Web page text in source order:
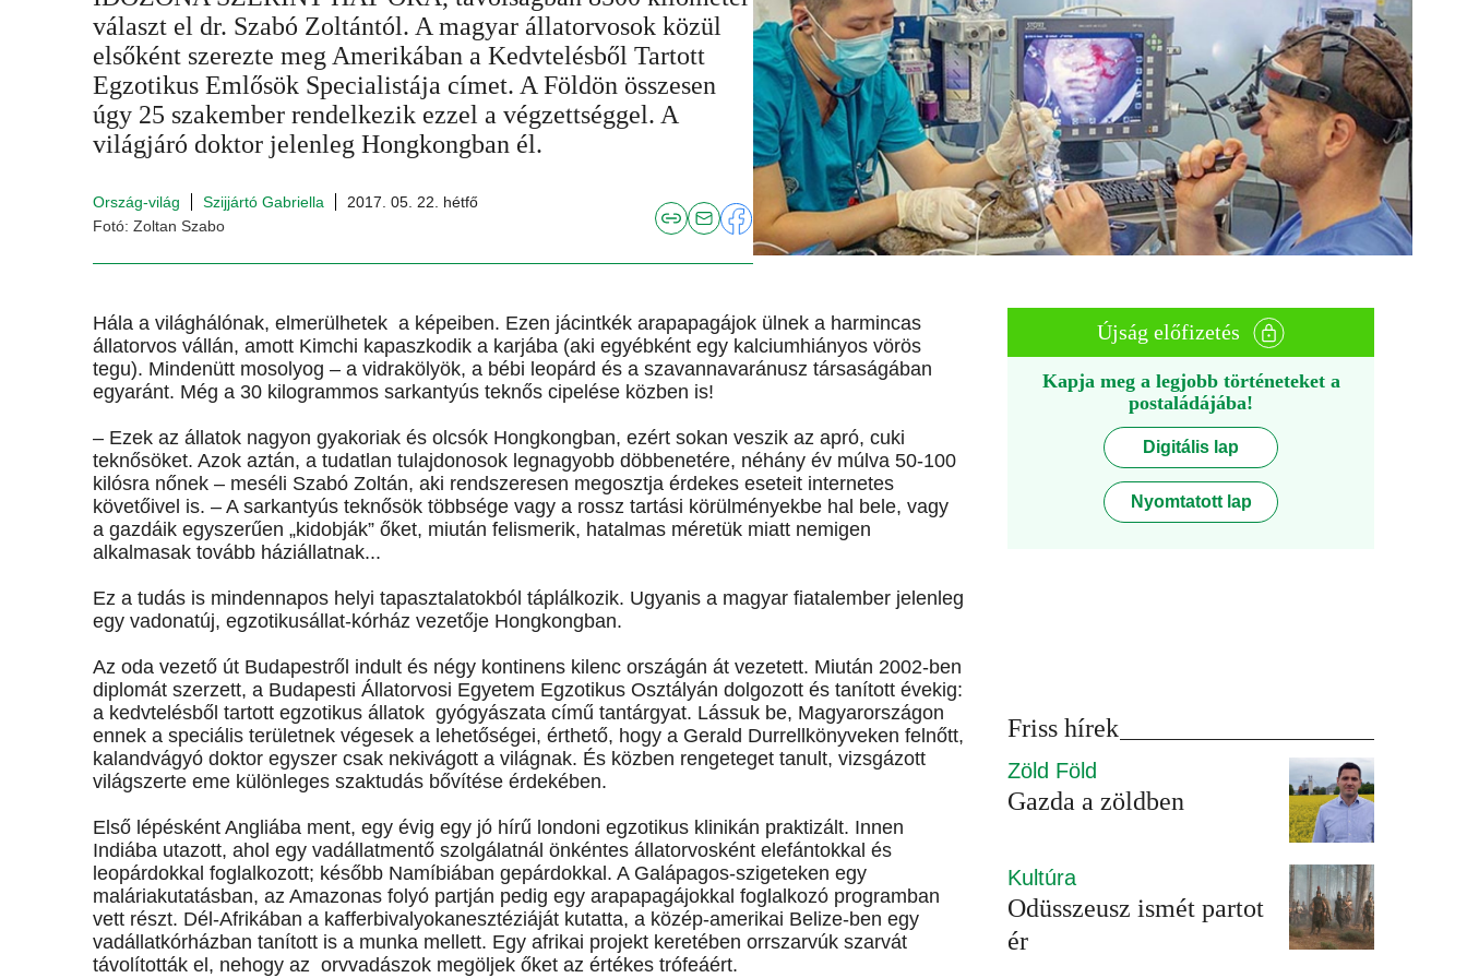
választ el dr. Szabó Zoltántól. A magyar állatorvosok közül
elsőként szerezte meg Amerikában a Kedvtelésből Tartott
Egzotikus Emlősök Specialistája címet. A Földön összesen
úgy 25 szakember rendelkezik ezzel a végzettséggel. A
világjáró doktor jelenleg Hongkongban él.
Ország-világ Szijjártó Gabriella
2017. 05. 22. hétfő
Fotó: Zoltan Szabo
Hála a világhálónak, elmerülhetek a képeiben. Ezen jácintkék arapapagájok ülnek a harmincas
állatorvos vállán, amott Kimchi kapaszkodik a karjába (aki egyébként egy kalciumhiányos vörös
tegu). Mindenütt mosolyog – a vidrakölyök, a bébi leopárd és a szavannavaránusz társaságában
egyaránt. Még a 30 kilogrammos sarkantyús teknős cipelése közben is!
– Ezek az állatok nagyon gyakoriak és olcsók Hongkongban, ezért sokan veszik az apró, cuki
teknősöket. Azok aztán, a tudatlan tulajdonosok legnagyobb döbbenetére, néhány év múlva 50-100
kilósra nőnek – meséli Szabó Zoltán, aki rendszeresen megosztja érdekes eseteit internetes
követőivel is. – A sarkantyús teknősök többsége vagy a rossz tartási körülményekbe hal bele, vagy
a gazdáik egyszerűen „kidobják” őket, miután felismerik, hatalmas méretük miatt nemigen
alkalmasak tovább háziállatnak...
Ez a tudás is mindennapos helyi tapasztalatokból táplálkozik. Ugyanis a magyar fiatalember jelenleg
egy vadonatúj, egzotikusállat-kórház vezetője Hongkongban.
Az oda vezető út Budapestről indult és négy kontinens kilenc országán át vezetett. Miután 2002-ben
diplomát szerzett, a Budapesti Állatorvosi Egyetem Egzotikus Osztályán dolgozott és tanított évekig:
a kedvtelésből tartott egzotikus állatok gyógyászata című tantárgyat. Lássuk be, Magyarországon
ennek a speciális területnek végesek a lehetőségei, érthető, hogy a Gerald Durrellkönyveken felnőtt,
kalandvágyó doktor egyszer csak nekivágott a világnak. És közben rengeteget tanult, vizsgázott
világszerte eme különleges szaktudás bővítése érdekében.
Első lépésként Angliába ment, egy évig egy jó hírű londoni egzotikus klinikán praktizált. Innen
Indiába utazott, ahol egy vadállatmentő szolgálatnál önkéntes állatorvosként elefántokkal és
leopárdokkal foglalkozott; később Namíbiában gepárdokkal. A Galápagos-szigeteken egy
maláriakutatásban, az Amazonas folyó partján pedig egy arapapagájokkal foglalkozó programban
vett részt. Dél-Afrikában a kafferbivalyokanesztéziáját kutatta, a közép-amerikai Belize-ben egy
vadállatkórházban tanított is a munka mellett. Egy afrikai projekt keretében orrszarvúk szarvát
távolították el, nehogy az orvvadászok megöljek őket az értékes trófeáért.
Újság előfizetés
Kapja meg a legjobb történeteket a
postaládájába!
Digitális lap
Nyomtatott lap
Friss hírek
Zöld Föld
Gazda a zöldben
Kultúra
Odüsszeusz ismét partot
ér